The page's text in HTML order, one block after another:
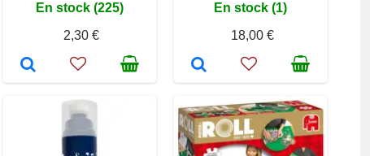
En stock (225)
2,30 €
En stock (1)
18,00 €